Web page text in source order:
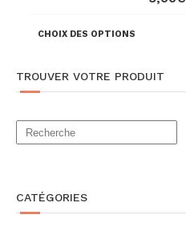
CHOIX DES OPTIONS
TROUVER VOTRE PRODUIT
CATÉGORIES